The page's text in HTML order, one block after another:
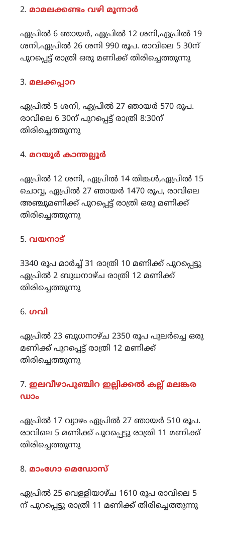
2. മാമലക്കണ്ടം വഴി മൂന്നാർ
ഏപ്രിൽ 6 ഞായർ, ഏപ്രിൽ 12 ശനി,ഏപ്രിൽ 19
ശനി,ഏപ്രിൽ 26 ശനി 990 രൂപ. രാവിലെ 5 30ന്
പുറപ്പെട്ട് രാത്രി ഒരു മണിക്ക് തിരിച്ചെത്തുന്നു
3. മലക്കപ്പാറ
ഏപ്രിൽ 5 ശനി, ഏപ്രിൽ 27 ഞായർ 570 രൂപ.
രാവിലെ 6 30ന് പുറപ്പെട്ട് രാത്രി 8:30ന്
തിരിച്ചെത്തുന്നു
4. മറയൂർ കാന്തല്ലൂർ
ഏപ്രിൽ 12 ശനി, ഏപ്രിൽ 14 തിങ്കൾ,ഏപ്രിൽ 15
ചൊവ്വ, ഏപ്രിൽ 27 ഞായർ 1470 രൂപ, രാവിലെ
അഞ്ചുമണിക്ക് പുറപ്പെട്ട് രാത്രി ഒരു മണിക്ക്
തിരിച്ചെത്തുന്നു
5. വയനാട്
3340 രൂപ മാർച്ച് 31 രാത്രി 10 മണിക്ക് പുറപ്പെട്ടു
ഏപ്രിൽ 2 ബുധനാഴ്ച രാത്രി 12 മണിക്ക്
തിരിച്ചെത്തുന്നു
6. ഗവി
ഏപ്രിൽ 23 ബുധനാഴ്ച 2350 രൂപ പുലർച്ചെ ഒരു
മണിക്ക് പുറപ്പെട്ട് രാത്രി 12 മണിക്ക്
തിരിച്ചെത്തുന്നു
7. ഇലവീഴാപൂഞ്ചിറ ഇല്ലിക്കൽ കല്ല് മലങ്കര
ഡാം
ഏപ്രിൽ 17 വ്യാഴം ഏപ്രിൽ 27 ഞായർ 510 രൂപ.
രാവിലെ 5 മണിക്ക് പുറപ്പെട്ടു രാത്രി 11 മണിക്ക്
തിരിച്ചെത്തുന്നു
8. മാംഗോ മെഡോസ്
ഏപ്രിൽ 25 വെള്ളിയാഴ്ച 1610 രൂപ രാവിലെ 5
ന്‌ പുറപ്പെട്ടു രാത്രി 11 മണിക്ക് തിരിച്ചെത്തുന്നു